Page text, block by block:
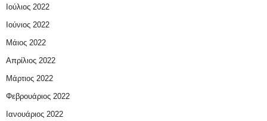
Ιούλιος 2022
Ιούνιος 2022
Μάιος 2022
Απρίλιος 2022
Μάρτιος 2022
Φεβρουάριος 2022
Ιανουάριος 2022